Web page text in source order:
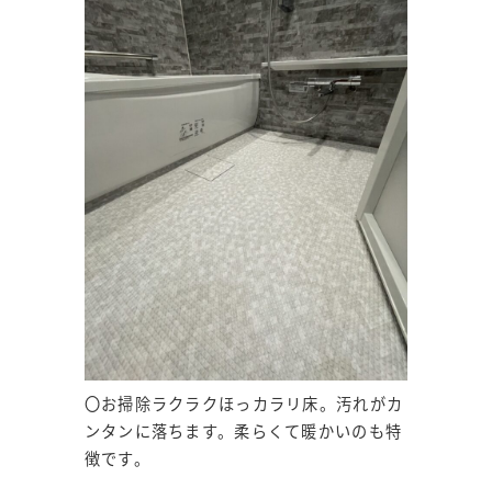
〇お掃除ラクラクほっカラリ床。汚れがカ
ンタンに落ちます。柔らくて暖かいのも特
徴です。